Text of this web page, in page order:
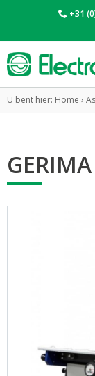
+31
U bent hier: Home ›